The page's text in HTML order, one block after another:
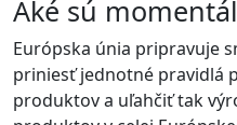
Aké sú
Európska únia pripravuje
priniesť jednotné pravidlá
produktov a uľahčiť tak